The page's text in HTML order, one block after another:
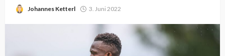
Johannes Ketterl 3. Juni 2022